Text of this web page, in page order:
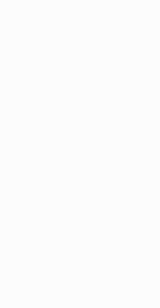
томонидан
buyumlari-olib-
viloyatida-
марказида
отлари” нуфузли
номзодларни
ва паралимпия
(паракамондан) отиш
хизматчилари Ҳуқуқни
/ / Олий Мажлис
гвардия Темурбеклар
этилди / / Миллий
ҳамда фуқаролар